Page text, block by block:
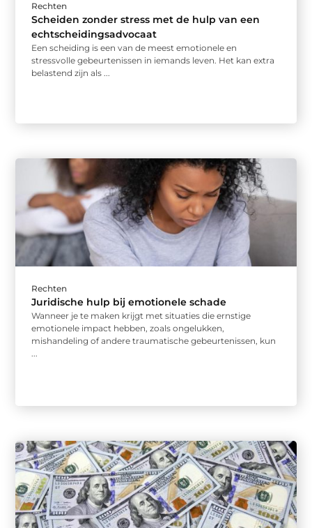
Rechten
Scheiden zonder stress met de hulp van een
echtscheidingsadvocaat
Een scheiding is een van de meest emotionele en
stressvolle gebeurtenissen in iemands leven. Het kan extra
belastend zijn als ...
Rechten
Juridische hulp bij emotionele schade
Wanneer je te maken krijgt met situaties die ernstige
emotionele impact hebben, zoals ongelukken,
mishandeling of andere traumatische gebeurtenissen, kun
...